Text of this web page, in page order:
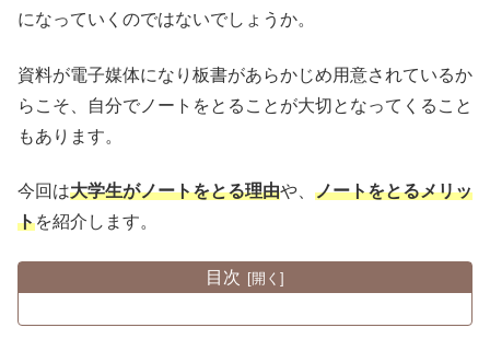
になっていくのではないでしょうか。
資料が電子媒体になり板書があらかじめ用意されているか
らこそ、自分でノートをとることが大切となってくること
もあります。
今回は大学生がノートをとる理由や、 ノートをとるメリッ
トを紹介します。
目次